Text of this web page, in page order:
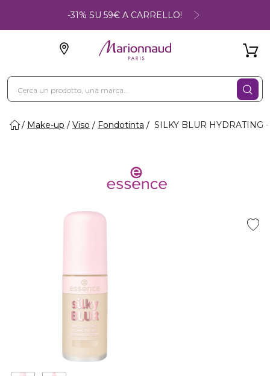
-31% SU 59€ A CARRELLO!
Make-up Viso Fondotinta SILKY BLUR